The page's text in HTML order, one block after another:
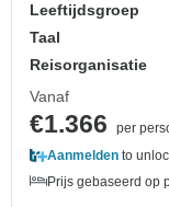
Leeftijdsgroep
Taal
Reisorganisatie
Vanaf
€1.366
per
Aanmelden to
Prijs gebaseerd op